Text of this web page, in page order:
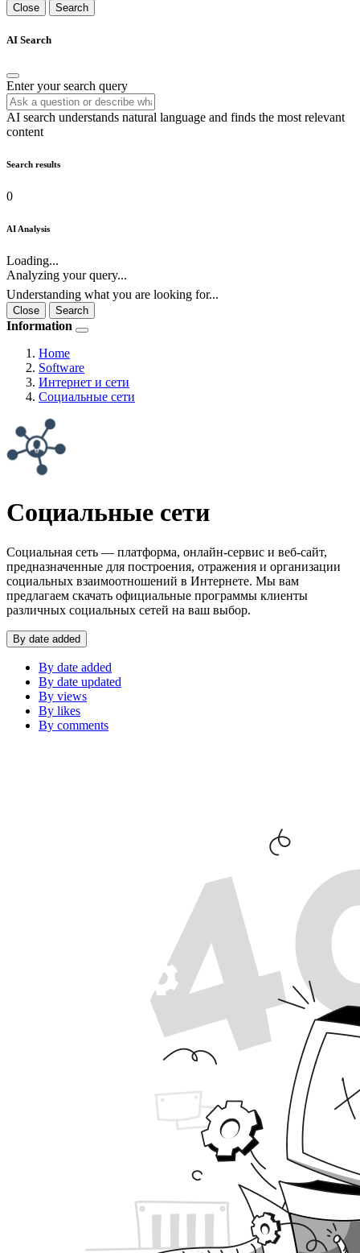
Close Search
AI Search
Enter your search query
AI search understands natural language and finds the most relevant
content
Search results
0
AI Analysis
Loading...
Analyzing your query...
Understanding what you are looking for...
Close Search
Information
Home
Software
Интернет и сети
Социальные сети
Социальные сети
Социальная сеть — платформа, онлайн-сервис и веб-сайт,
предназначенные для построения, отражения и организации
социальных взаимоотношений в Интернете. Мы вам
предлагаем скачать официальные программы клиенты
различных социальных сетей на ваш выбор.
By date added
By date added
By date updated
By views
By likes
By comments